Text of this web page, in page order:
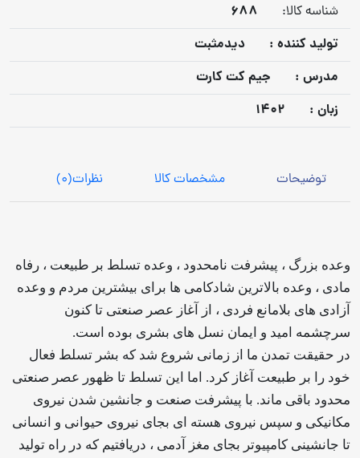
شناسه کالا:
688
توليد كننده :
دیدمثبت
مدرس :
جیم کت کارت
زبان :
1402
توضیحات مشخصات کالا نظرات(0)
وعده بزرگ ، پیشرفت نامحدود ، وعده تسلط بر طبیعت ، رفاه
مادی ، وعده بالاترین شادکامی ها برای بیشترین مردم و وعده
آزادی های بلامانع فردی ، از آغاز عصر صنعتی تا کنون
سرچشمه امید و ایمان نسل های بشری بوده است.
در حقیقت تمدن ما از زمانی شروع شد که بشر تسلط فعال
خود را بر طبیعت آغاز کرد. اما این تسلط تا ظهور عصر صنعتی
محدود باقی ماند. با پیشرفت صنعت و جانشین شدن نیروی
مکانیکی و سپس نیروی هسته ای بجای نیروی حیوانی و انسانی
تا جانشینی کامپیوتر بجای مغز آدمی ، دریافتیم که در راه تولید